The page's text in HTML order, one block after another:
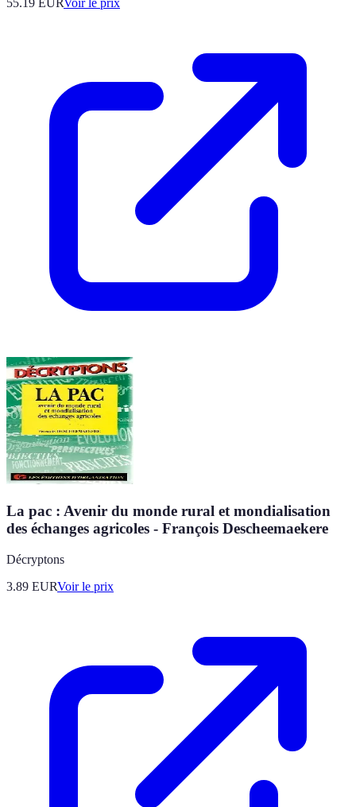
55.19 EURVoir le prix
La pac : Avenir du monde rural et mondialisation
des échanges agricoles - François Descheemaekere
Décryptons
3.89 EURVoir le prix